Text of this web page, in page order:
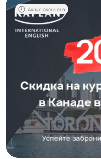
Акция окончена